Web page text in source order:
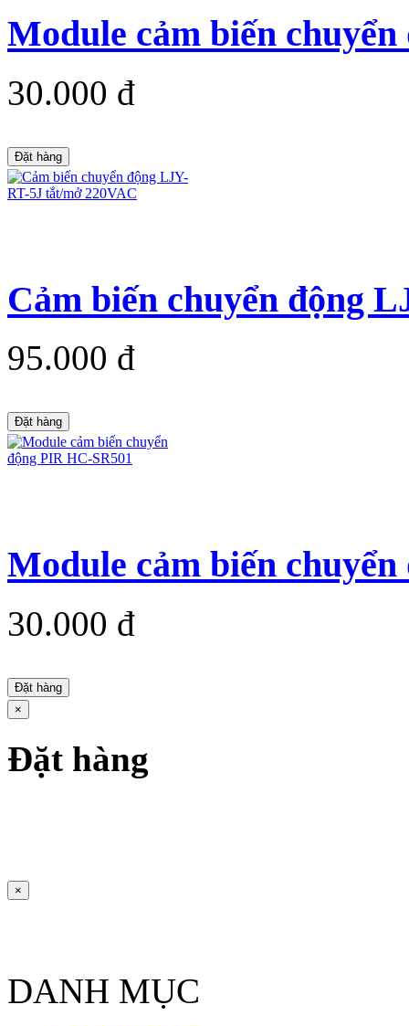
Module cảm biến
30.000 đ
Đặt hàng
Cảm biến chuyển động
95.000 đ
Đặt hàng
Module cảm biến
30.000 đ
Đặt hàng
×
Đặt hàng
×
DANH MỤC